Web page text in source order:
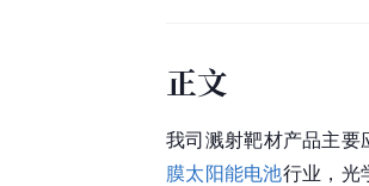
正文
我司溅射靶材产品主要
膜太阳能电池行业，光